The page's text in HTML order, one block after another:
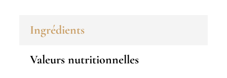
sel
bocal
Ingrédients
Valeurs nutritionnelles